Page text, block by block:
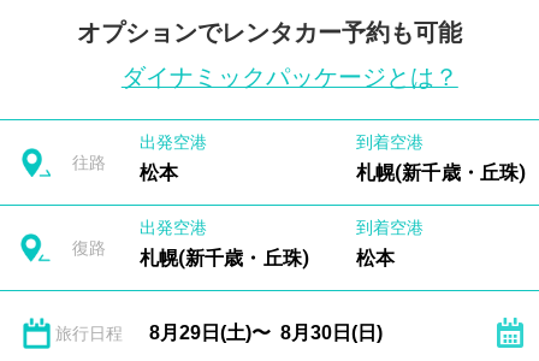
オプションでレンタカー予約も可能
ダイナミックパッケージとは？
往路
出発空港
松本
到着空港
札幌(新千歳・丘珠)
復路
出発空港
札幌(新千歳・丘珠)
到着空港
松本
旅行日程